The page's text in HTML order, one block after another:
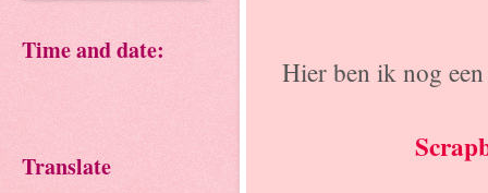
Hier ben ik nog
Time and date:
Translate